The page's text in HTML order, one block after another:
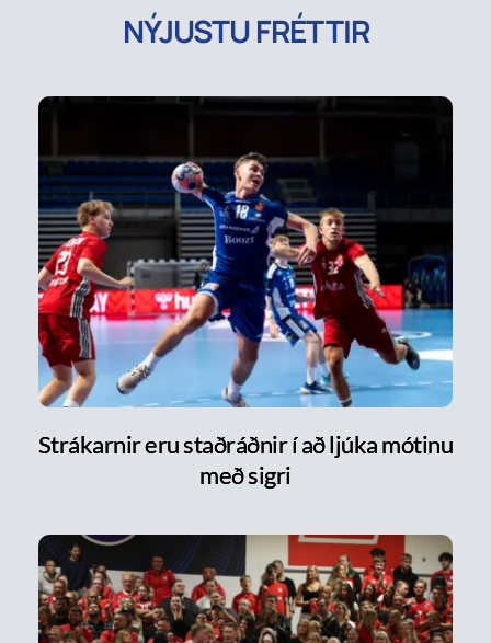
NÝJUSTU FRÉTTIR
Strákarnir eru staðráðnir í að ljúka mótinu
með sigri